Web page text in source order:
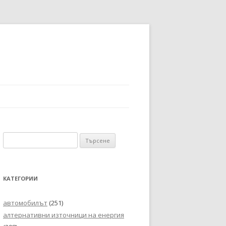
за:
КАТЕГОРИИ
автомобилът (251)
алтернативни източници на енергия